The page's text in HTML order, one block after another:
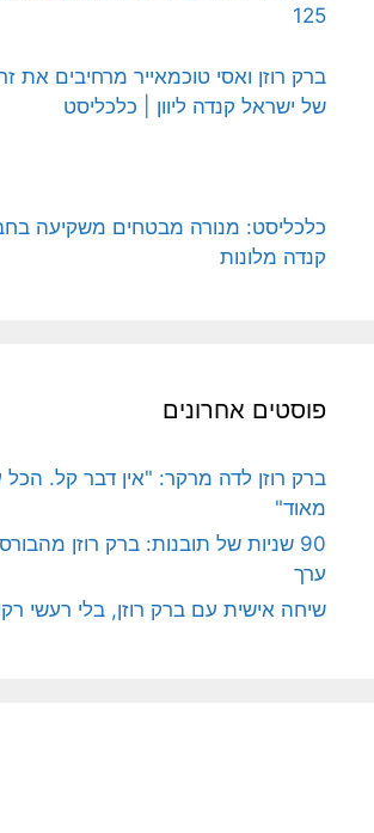
125
ברק רוזן ואסי טוכמאייר מרחיבים את
של ישראל קנדה ליוון | כלכליסט
כלכליסט: מנורה מבטחים משקיעה
קנדה מלונות
פוסטים אחרונים
ברק רוזן לדה מרקר: "אין דבר קל.
מאוד"
90 שניות של תובנות: ברק רוזן
ערך
שיחה אישית עם ברק רוזן, בלי רעשי